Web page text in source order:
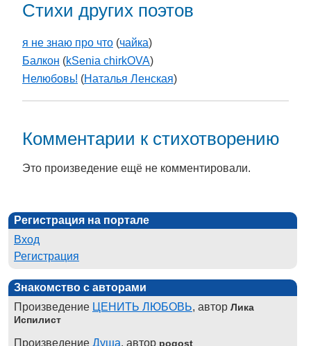
Стихи других поэтов
я не знаю про что (чайка)
Балкон (kSenia chirkOVA)
Нелюбовь! (Наталья Ленская)
Комментарии к стихотворению
Это произведение ещё не комментировали.
Регистрация на портале
Вход
Регистрация
Знакомство с авторами
Произведение ЦЕНИТЬ ЛЮБОВЬ, автор Лика
Испилист
Произведение Душа, автор pogost